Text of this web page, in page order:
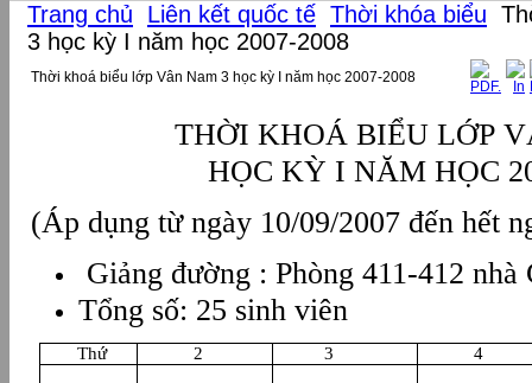
Trang chủ Liên kết quốc tế Thời khóa biểu
3 học kỳ I năm học 2007-2008
Thời khoá biểu lớp Vân Nam 3 học kỳ I năm học 2007-2008
THỜI KHOÁ BIỂU LỚP
HỌC KỲ I NĂM HỌC
(Áp dụng từ ngày 10/09/2007 đến hết
Giảng đường : Phòng 411-412 nhà
Tổng số: 25 sinh viên
Thứ 2 3 4